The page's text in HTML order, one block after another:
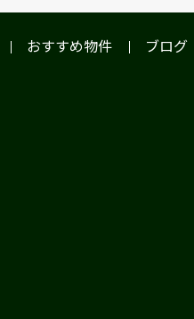
おすすめ物件 ブログ